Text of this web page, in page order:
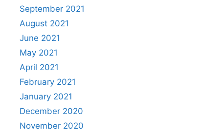
September 2021
August 2021
June 2021
May 2021
April 2021
February 2021
January 2021
December 2020
November 2020